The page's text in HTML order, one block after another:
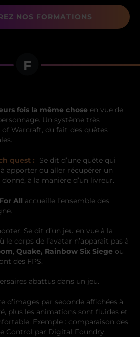
NOS FORMATIONS
F
fois la même chose en vue de
Un système très
Warcraft, du fait des quêtes
quest :
Se dit d’une quête qui
apporter ou aller récupérer un
à la manière d’un livreur.
All accueille l’ensemble des
Se dit d’un jeu en vue à la
le corps de l’avatar n’apparaît pas à
, Quake, Rainbow Six Siege ou
des FPS.
abattus dans un jeu.
d’images par seconde affichées à
plus les animations sont fluides et
Exemple : comparaison des
Control par Digital Foundry.